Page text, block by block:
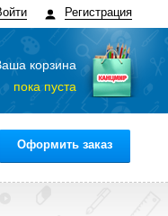
Регистрация
корзина
пока пуста
Оформить заказ